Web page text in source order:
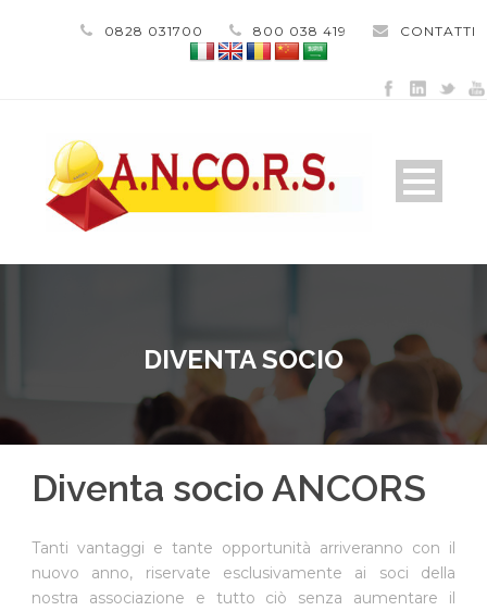
0828 031700 800 038 419 CONTATTI
DIVENTA SOCIO
Diventa socio ANCORS
Tanti vantaggi e tante opportunità arriveranno con il
nuovo anno, riservate esclusivamente ai soci della
nostra associazione e tutto ciò senza aumentare il